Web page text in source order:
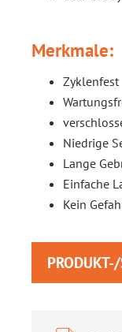
Merkmale:
Zyklenfest
Niedrige
Lange
Einfache
Kein